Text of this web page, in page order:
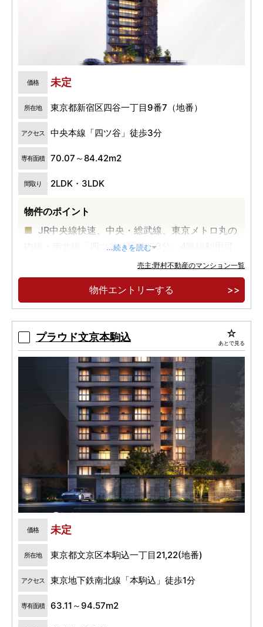
価格 未定
所在地 東京都新宿区四谷一丁目9番7（地番）
アクセス 中央本線「四ツ谷」徒歩3分
専有面積 70.07～84.42m2
間取り 2LDK・3LDK
物件のポイント
JR中央線快速、中央・総武線、東京メトロ丸の
内線・南北線「四ツ谷」駅徒歩3分。4路線利用可
全邸南向きの全38邸。天高2.6m以上の開放感
と緑を見渡す豊かな眺望を享受。
ン。
...続きを読む
売主:野村不動産のマンション一覧
物件エントリーする
プラウド文京本駒込 あとで見る
価格 未定
所在地 東京都文京区本駒込一丁目21,22(地番)
アクセス 東京地下鉄南北線「本駒込」徒歩1分
専有面積 63.11～94.57m2